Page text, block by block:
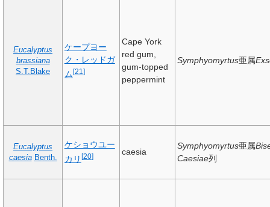
Eucalyptus
brassiana
S.T.Blake
ケープヨー
ク・レッドガ
ム[21 ]
Cape York
red gum,
gum-topped
peppermint
Symphyomyrtus亜属
Eucalyptus
caesia Benth.
ケショウユー
カリ [20] caesia
Symphyomyrtus亜属
Caesiae列